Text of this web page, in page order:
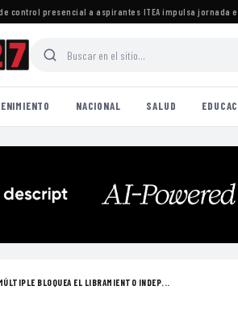
presencial a aspirantes·ITEA impulsa jornada
NACIONAL SALUD
BLOQUEA EL LIBRAMIENTO INDEP...